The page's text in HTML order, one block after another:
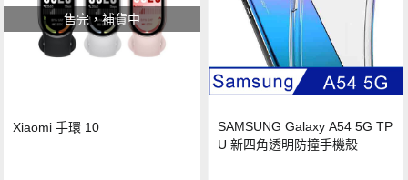
售完，補貨中
Xiaomi 手環 10
SAMSUNG Galaxy A54 5G TP
U 新四角透明防撞手機殼